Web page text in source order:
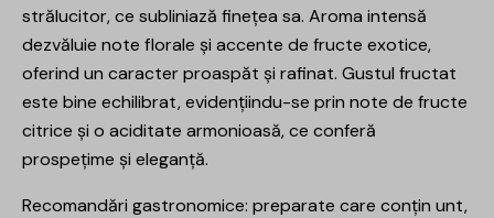
strălucitor, ce subliniază finețea sa. Aroma intensă
dezvăluie note florale și accente de fructe exotice,
oferind un caracter proaspăt și rafinat. Gustul fructat
este bine echilibrat, evidențiindu-se prin note de fructe
citrice și o aciditate armonioasă, ce conferă
prospețime și eleganță.
Recomandări gastronomice: preparate care conțin unt,